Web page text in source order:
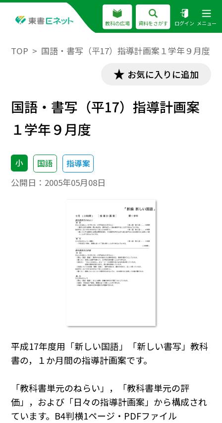
教科の広場 資料をさがす ログイン メニュー
TOP 国語・書写（平17）指導計画案１学年９月度
お気に入りに追加
国語・書写（平17）指導計画案
１学年９月度
小 国語 指導案
公開日： 2005年05月08日
平成17年度用「新しい国語」「新しい書写」教科
書の，１か月間の指導計画案です。
「教科書単元のねらい」，「教科書単元の評
価」，および「日々の指導計画案」から構成され
ています。B4判横1ページ・PDFファイル